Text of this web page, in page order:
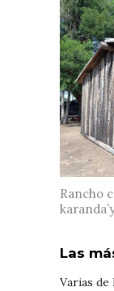
Rancho
Las
Varias de